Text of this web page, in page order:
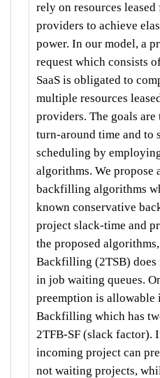
rely on resources
providers to achieve
power. In our model, a
request which consists
SaaS is obligated to
multiple resources
providers. The goals
turn-around time and to
scheduling by
algorithms. We propose
backfilling algorithms
known conservative
project slack-time and
the proposed
Backfilling (2TSB)
in job waiting queues.
preemption is
Backfilling which has
2TFB-SF (slack factor).
incoming project can
not waiting projects,